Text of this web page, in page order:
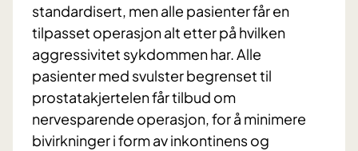
standardisert, men alle pasienter får en
tilpasset operasjon alt etter på hvilken
aggressivitet sykdommen har. Alle
pasienter med svulster begrenset til
prostatakjertelen får tilbud om
nervesparende operasjon, for å minimere
bivirkninger i form av inkontinens og